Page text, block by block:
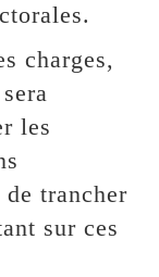
charges,
les
trancher
sur ces